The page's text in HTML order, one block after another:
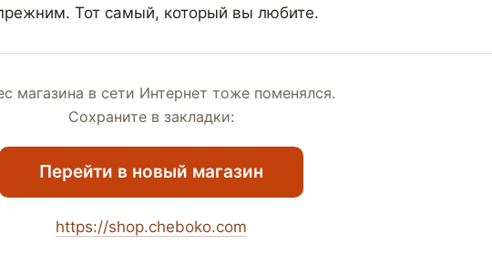
Тот самый, который вы любите.
магазина в сети Интернет тоже поменялся.
Сохраните в закладки:
Перейти в новый магазин
https://shop.cheboko.com